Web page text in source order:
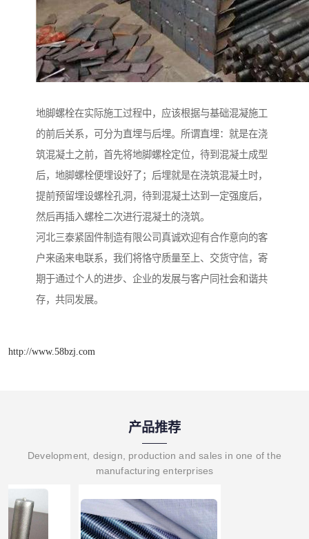
地脚螺栓在实际施工过程中，应该根据与基础混凝施工
的前后关系，可分为直埋与后埋。所谓直埋：就是在浇
筑混凝土之前，首先将地脚螺栓定位，待到混凝土成型
后，地脚螺栓便埋设好了；后埋就是在浇筑混凝土时，
提前预留埋设螺栓孔洞，待到混凝土达到一定强度后，
然后再插入螺栓二次进行混凝土的浇筑。
河北三泰紧固件制造有限公司真诚欢迎有合作意向的客
户来函来电联系，我们将恪守质量至上、交货守信，寄
期于通过个人的进步、企业的发展与客户同社会和谐共
存，共同发展。
http://www.58bzj.com
产品推荐
Development, design, production and sales in one of the
manufacturing enterprises